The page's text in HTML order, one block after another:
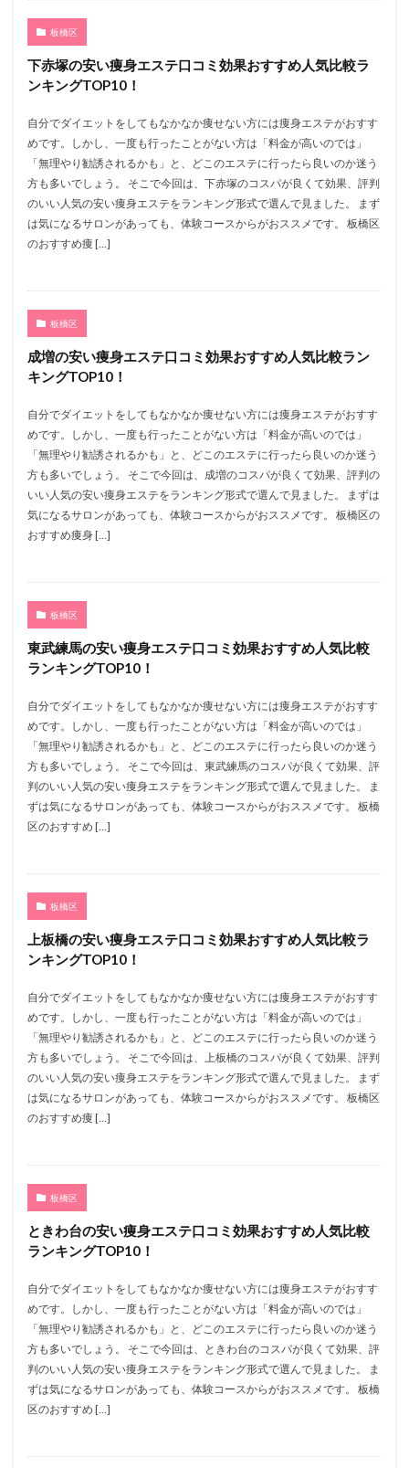
板橋区
下赤塚の安い痩身エステ口コミ効果おすすめ人気比較ラ
ンキングTOP10！
自分でダイエットをしてもなかなか痩せない方には痩身エステがおすす
めです。しかし、一度も行ったことがない方は「料金が高いのでは」
「無理やり勧誘されるかも」と、どこのエステに行ったら良いのか迷う
方も多いでしょう。 そこで今回は、下赤塚のコスパが良くて効果、評判
のいい人気の安い痩身エステをランキング形式で選んで見ました。 まず
は気になるサロンがあっても、体験コースからがおススメです。 板橋区
のおすすめ痩 […]
板橋区
成増の安い痩身エステ口コミ効果おすすめ人気比較ラン
キングTOP10！
自分でダイエットをしてもなかなか痩せない方には痩身エステがおすす
めです。しかし、一度も行ったことがない方は「料金が高いのでは」
「無理やり勧誘されるかも」と、どこのエステに行ったら良いのか迷う
方も多いでしょう。 そこで今回は、成増のコスパが良くて効果、評判の
いい人気の安い痩身エステをランキング形式で選んで見ました。 まずは
気になるサロンがあっても、体験コースからがおススメです。 板橋区の
おすすめ痩身 […]
板橋区
東武練馬の安い痩身エステ口コミ効果おすすめ人気比較
ランキングTOP10！
自分でダイエットをしてもなかなか痩せない方には痩身エステがおすす
めです。しかし、一度も行ったことがない方は「料金が高いのでは」
「無理やり勧誘されるかも」と、どこのエステに行ったら良いのか迷う
方も多いでしょう。 そこで今回は、東武練馬のコスパが良くて効果、評
判のいい人気の安い痩身エステをランキング形式で選んで見ました。 ま
ずは気になるサロンがあっても、体験コースからがおススメです。 板橋
区のおすすめ […]
板橋区
上板橋の安い痩身エステ口コミ効果おすすめ人気比較ラ
ンキングTOP10！
自分でダイエットをしてもなかなか痩せない方には痩身エステがおすす
めです。しかし、一度も行ったことがない方は「料金が高いのでは」
「無理やり勧誘されるかも」と、どこのエステに行ったら良いのか迷う
方も多いでしょう。 そこで今回は、上板橋のコスパが良くて効果、評判
のいい人気の安い痩身エステをランキング形式で選んで見ました。 まず
は気になるサロンがあっても、体験コースからがおススメです。 板橋区
のおすすめ痩 […]
板橋区
ときわ台の安い痩身エステ口コミ効果おすすめ人気比較
ランキングTOP10！
自分でダイエットをしてもなかなか痩せない方には痩身エステがおすす
めです。しかし、一度も行ったことがない方は「料金が高いのでは」
「無理やり勧誘されるかも」と、どこのエステに行ったら良いのか迷う
方も多いでしょう。 そこで今回は、ときわ台のコスパが良くて効果、評
判のいい人気の安い痩身エステをランキング形式で選んで見ました。 ま
ずは気になるサロンがあっても、体験コースからがおススメです。 板橋
区のおすすめ […]